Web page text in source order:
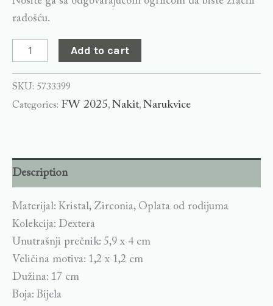
radošću.
Add to cart
SKU: 5733399
Categories: FW 2025, Nakit, Narukvice
Description
Materijal: Kristal, Zirconia, Oplata od rodijuma
Kolekcija: Dextera
Unutrašnji prečnik: 5,9 x 4 cm
Veličina motiva: 1,2 x 1,2 cm
Dužina: 17 cm
Boja: Bijela